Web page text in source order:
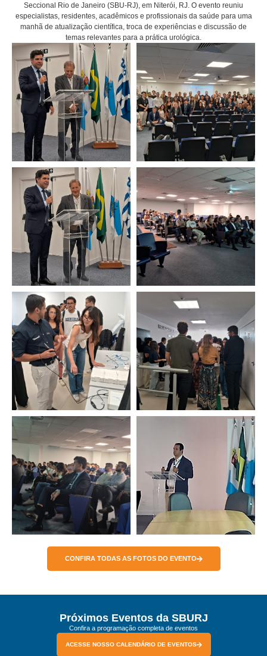
Seccional Rio de Janeiro (SBU-RJ), em Niterói, RJ. O evento reuniu
especialistas, residentes, acadêmicos e profissionais da saúde para uma
manhã de atualização científica, troca de experiências e discussão de
temas relevantes para a prática urológica.
CONFIRA TODAS AS FOTOS DO EVENTO
Próximos Eventos da SBURJ
Confira a programação completa de eventos
ACESSE NOSSO CALENDÁRIO DE EVENTOS